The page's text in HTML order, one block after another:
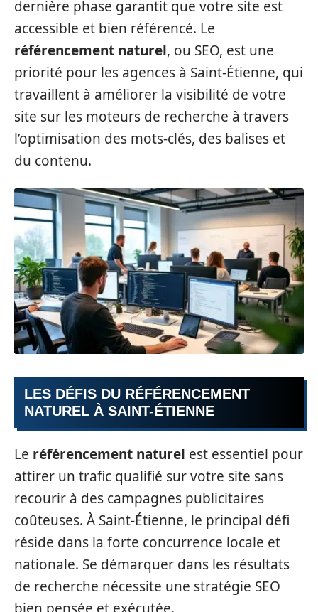
dernière phase garantit que votre site est
accessible et bien référencé. Le
référencement naturel, ou SEO, est une
priorité pour les agences à Saint-Étienne, qui
travaillent à améliorer la visibilité de votre
site sur les moteurs de recherche à travers
l’optimisation des mots-clés, des balises et
du contenu.
LES DÉFIS DU RÉFÉRENCEMENT
NATUREL À SAINT-ÉTIENNE
Le référencement naturel est essentiel pour
attirer un trafic qualifié sur votre site sans
recourir à des campagnes publicitaires
coûteuses. À Saint-Étienne, le principal défi
réside dans la forte concurrence locale et
nationale. Se démarquer dans les résultats
de recherche nécessite une stratégie SEO